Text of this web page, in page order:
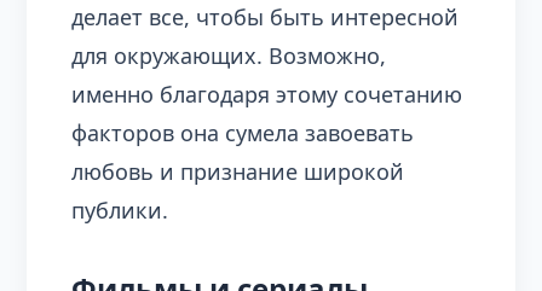
делает все, чтобы быть интересной
для окружающих. Возможно,
именно благодаря этому сочетанию
факторов она сумела завоевать
любовь и признание широкой
публики.